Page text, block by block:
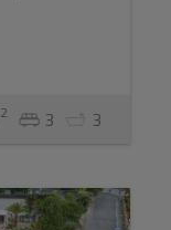
2 3 3